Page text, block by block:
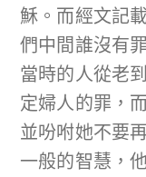
穌。而經文記
們中間誰沒有
當時的人從老
定婦人的罪，
並吩咐她不要
一般的智慧，